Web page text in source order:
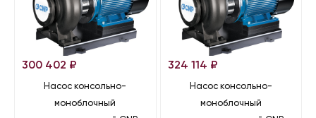
300 402 ₽
Насос консольно-
моноблочный
324 114 ₽
Насос консольно-
моноблочный